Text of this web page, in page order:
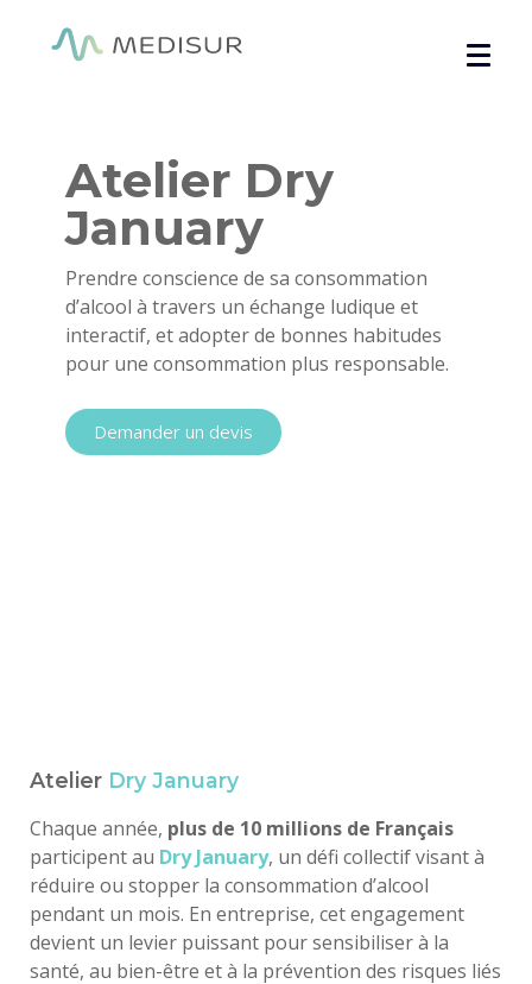
Accueil
Atelier Dry
January
Prendre conscience de sa consommation
d’alcool à travers un échange ludique et
interactif, et adopter de bonnes habitudes
pour une consommation plus responsable.
Demander un devis
Atelier Dry January
Chaque année, plus de 10 millions de Français
participent au Dry January, un défi collectif visant à
réduire ou stopper la consommation d’alcool
pendant un mois. En entreprise, cet engagement
devient un levier puissant pour sensibiliser à la
santé, au bien-être et à la prévention des risques liés